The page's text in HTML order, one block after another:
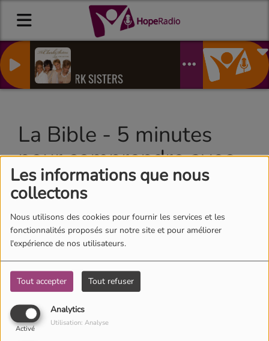
Les informations que nous
collectons
Nous utilisons des cookies pour fournir les services et les
fonctionnalités proposés sur notre site et pour améliorer
l'expérience de nos utilisateurs.
Tout accepter Tout refuser
Analytics
Activé
Utilisation: Analyse
Livin
THE CLARK SISTERS
La Bible - 5 minutes
pour comprendre avec
Jean-Jacques
Chaffograck #1